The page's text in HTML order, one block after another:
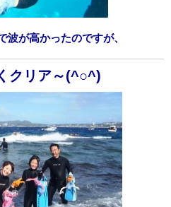
波が高かったのですが、
クリア～(^○^)